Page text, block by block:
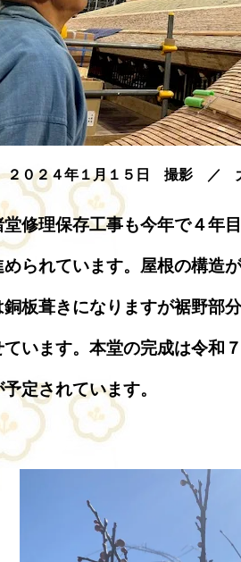
２０２４年１月１５日 撮影 ／
堂修理保存工事も今年で４年
られています。屋根の構造
銅板葺きになりますが裾野部
ています。本堂の完成は令和
定されています。